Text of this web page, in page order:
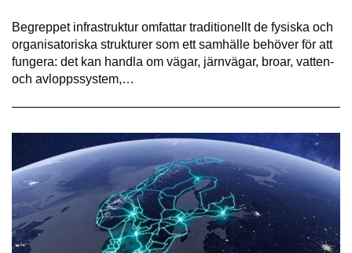
Begreppet infrastruktur omfattar traditionellt de fysiska och
organisatoriska strukturer som ett samhälle behöver för att
fungera: det kan handla om vägar, järnvägar, broar, vatten-
och avloppssystem,…